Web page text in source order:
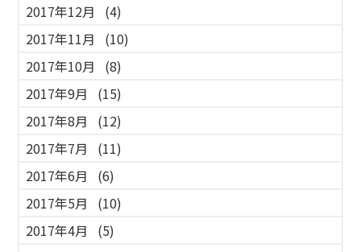
2017年12月
(4)
2017年11月
(10)
2017年10月
(8)
2017年9月
(15)
2017年8月
(12)
2017年7月
(11)
2017年6月
(6)
2017年5月
(10)
2017年4月
(5)